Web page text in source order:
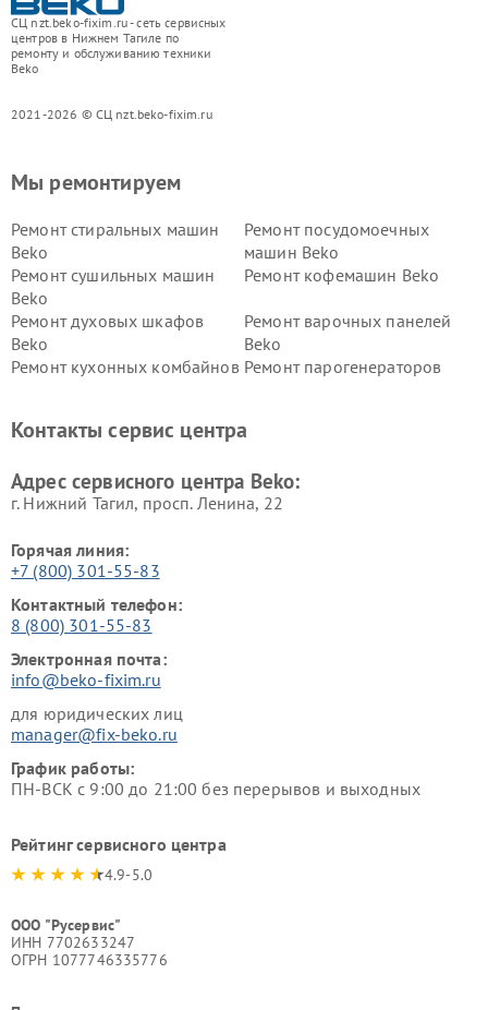
СЦ nzt.beko-fixim.ru - сеть сервисных
центров в Нижнем Тагиле по
ремонту и обслуживанию техники
Beko
2021-2026 © СЦ nzt.beko-fixim.ru
Мы ремонтируем
Ремонт стиральных машин
Beko
Ремонт посудомоечных
машин Beko
Ремонт сушильных машин
Beko
Ремонт кофемашин Beko
Ремонт духовых шкафов
Beko
Ремонт варочных панелей
Beko
Ремонт кухонных комбайнов Ремонт парогенераторов
Ремонт холодильников Beko Ремонт морозильных камер
Контакты сервис центра
Адрес сервисного центра Beko:
г. Нижний Тагил, просп. Ленина, 22
Горячая линия:
+7 (800) 301-55-83
Контактный телефон:
8 (800) 301-55-83
Электронная почта:
info@beko-fixim.ru
для юридических лиц
manager@fix-beko.ru
График работы:
ПН-ВСК с 9:00 до 21:00 без перерывов и выходных
Рейтинг сервисного центра
4.9-5.0
ООО "Русервис"
ИНН 7702633247
ОГРН 1077746335776